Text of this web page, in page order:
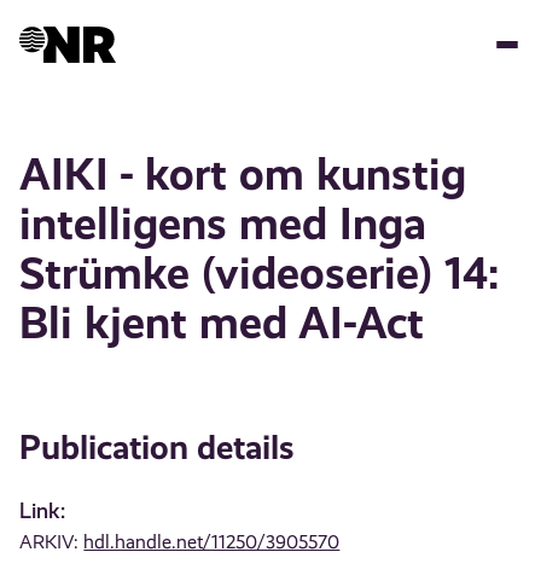
AIKI - kort om kunstig
intelligens med Inga
Strümke (videoserie) 14:
Bli kjent med AI-Act
Publication details
Link:
ARKIV: hdl.handle.net/11250/3905570